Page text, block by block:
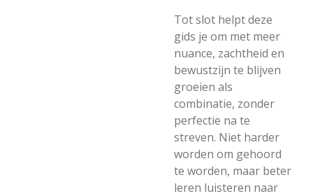
Tot slot helpt deze
gids je om met meer
nuance, zachtheid en
bewustzijn te blijven
groeien als
combinatie, zonder
perfectie na te
streven. Niet harder
worden om gehoord
te worden, maar beter
leren luisteren naar